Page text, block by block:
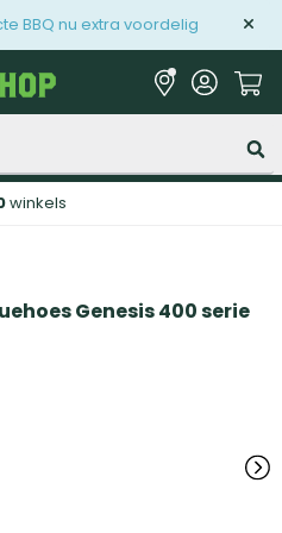
BBQ nu extra voordelig
winkels
Genesis 400 serie